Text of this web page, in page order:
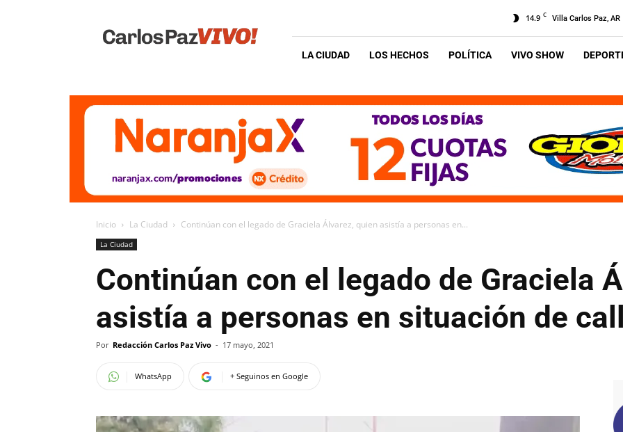
Vivo
14.9 C Villa Carlos Paz, AR
LA CIUDAD LOS HECHOS POLÍTICA VIVO SHOW
Inicio La Ciudad Continúan con el legado de Graciela Álvarez, quien asistía a personas en...
La Ciudad
Continúan con el legado de Graciela
asistía a personas en situación de
Por Redacción Carlos Paz Vivo - 17 mayo, 2021
WhatsApp + Seguinos en Google